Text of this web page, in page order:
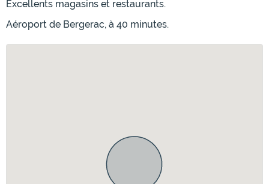
Excellents magasins et restaurants.
Aéroport de Bergerac, à 40 minutes.